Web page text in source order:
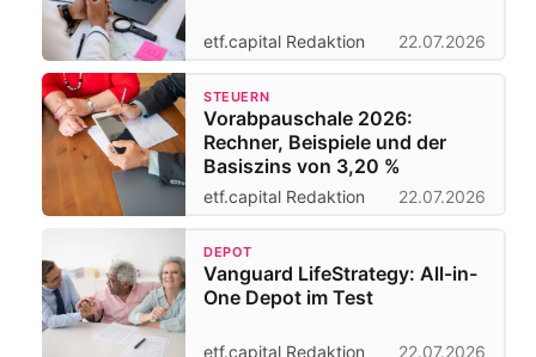
etf.capital Redaktion 22.07.2026
STEUERN
Vorabpauschale 2026:
Rechner, Beispiele und der
Basiszins von 3,20 %
etf.capital Redaktion 22.07.2026
DEPOT
Vanguard LifeStrategy: All-in-
One Depot im Test
etf.capital Redaktion 22.07.2026